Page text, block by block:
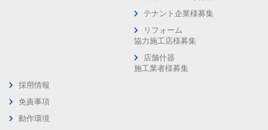
テナント企業様募集
リフォーム
協力施工店様募集
店舗什器
施工業者様募集
採用情報
免責事項
動作環境